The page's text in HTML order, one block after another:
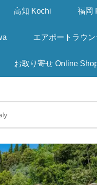
高知 Kochi 福岡
エアポートラウ
お取り寄せ Online